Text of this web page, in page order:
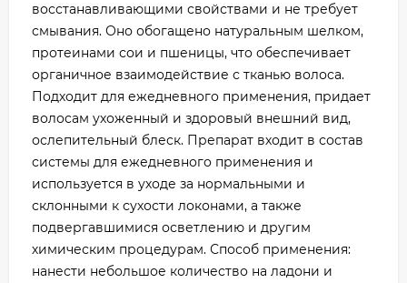
восстанавливающими свойствами и не требует
смывания. Оно обогащено натуральным шелком,
протеинами сои и пшеницы, что обеспечивает
органичное взаимодействие с тканью волоса.
Подходит для ежедневного применения, придает
волосам ухоженный и здоровый внешний вид,
ослепительный блеск. Препарат входит в состав
системы для ежедневного применения и
используется в уходе за нормальными и
склонными к сухости локонами, а также
подвергавшимися осветлению и другим
химическим процедурам. Способ применения:
нанести небольшое количество на ладони и